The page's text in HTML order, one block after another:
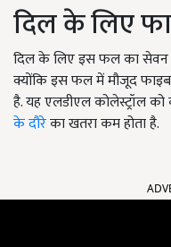
दिल के लिए
दिल के लिए इस फल का सेवन
क्योंकि इस फल में मौजूद
है. यह एलडीएल कोलेस्ट्रॉल को
के दौरेका खतरा कम होता है.